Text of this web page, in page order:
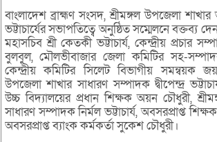
বাংলাদেশ ব্রাহ্মণ সংসদ, শ্রীমঙ্গল উপজেলা
ভট্টাচার্যের সভাপতিত্বে অনুষ্ঠিত সম্মেলনে বক্তব্য
মহাসচিব শ্রী কেতকী ভট্টাচার্য, কেন্দ্রীয় প্রচার
বুলবুল, মৌলভীবাজার জেলা কমিটির সহ-
কেন্দ্রীয় কমিটির সিলেট বিভাগীয় সমন্বয়ক
উপজেলা শাখার সাধারণ সম্পাদক দ্বীপেন্দ্র
উচ্চ বিদ্যালয়ের প্রধান শিক্ষক অয়ন চৌধুরী,
সাধারণ সম্পাদক নির্মল ভট্টাচার্য, অবসরপ্রাপ্ত
অবসরপ্রাপ্ত ব্যাংক কর্মকর্তা সুকেশ চৌধুরী।